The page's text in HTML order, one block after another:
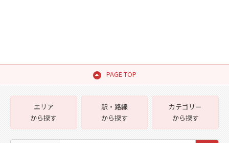
PAGE TOP
エリア
から探す
駅・路線
から探す
カテゴリー
から探す